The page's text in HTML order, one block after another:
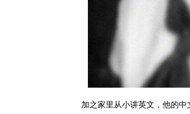
加之家里从小讲英文，他的